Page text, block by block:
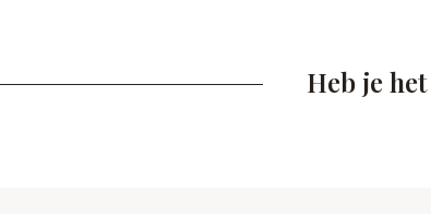
Heb je